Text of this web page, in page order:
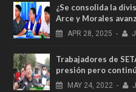
¿Se consolida la
Arce y Morales
APR 28, 2025 -
Trabajadores de
presión pero
MAY 24, 2022 -